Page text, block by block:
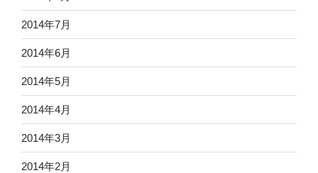
2014年7月
2014年6月
2014年5月
2014年4月
2014年3月
2014年2月